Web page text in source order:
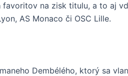
na zisk titulu, a to aj
AS Monaco či OSC Lille.
Dembélého, ktorý sa